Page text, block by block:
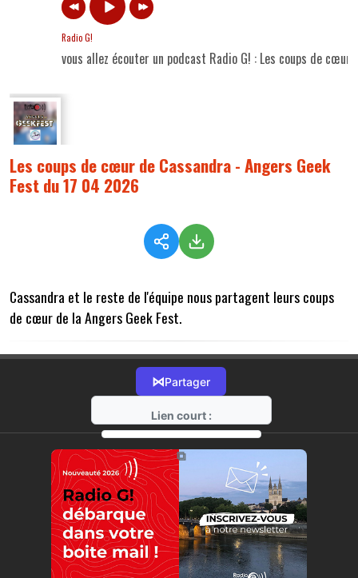
Radio G!
vous allez écouter un podcast Radio G! : Les coups de
Les coups de cœur de Cassandra - Angers Geek
Fest du 17 04 2026
Cassandra et le reste de l'équipe nous partagent leurs coups
de cœur de la Angers Geek Fest.
⋈Partager
Lien court :
https://radio-g.fr?22288
⧉